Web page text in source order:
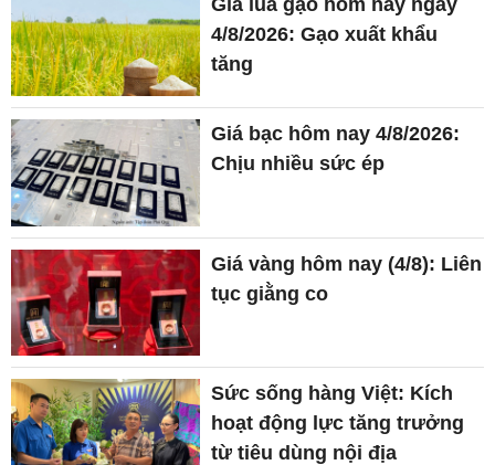
Giá lúa gạo hôm nay ngày
4/8/2026: Gạo xuất khẩu
tăng
Giá bạc hôm nay 4/8/2026:
Chịu nhiều sức ép
Giá vàng hôm nay (4/8): Liên
tục giằng co
Sức sống hàng Việt: Kích
hoạt động lực tăng trưởng
từ tiêu dùng nội địa